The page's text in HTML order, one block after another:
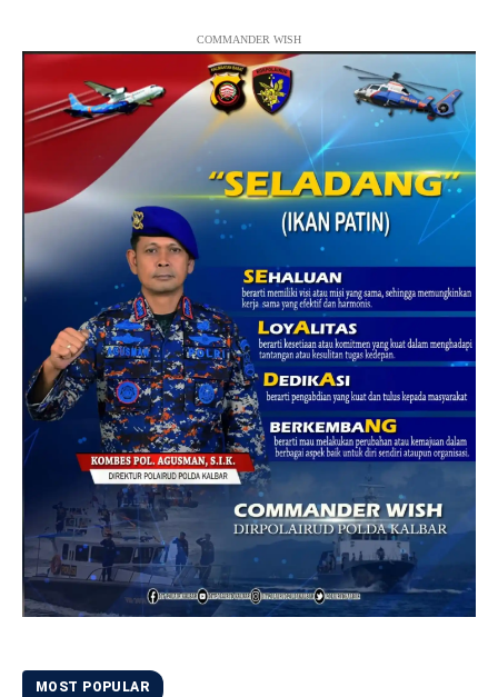
COMMANDER WISH
MOST POPULAR